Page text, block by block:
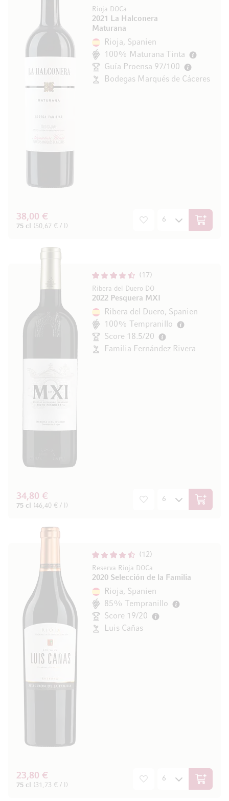
Rioja DOCa
2021 La Halconera
Maturana
Rioja, Spanien
100% Maturana Tinta
Guía Proensa 97/100
Bodegas Marqués de Cáceres
38,00 €
75 cl (50,67 € / l) In den
17
Ribera del Duero DO
2022 Pesquera MXI
Ribera del Duero, Spanien
100% Tempranillo
Score 18.5/20
Familia Fernández Rivera
34,80 €
75 cl (46,40 € / l) In den
12
Reserva Rioja DOCa
2020 Selección de la Familia
Rioja, Spanien
85% Tempranillo
Score 19/20
Luis Cañas
23,80 €
75 cl (31,73 € / l) In den